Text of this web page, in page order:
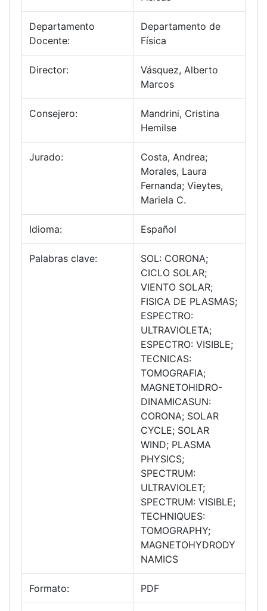
Departamento
Docente:
Departamento de
Física
Director:
Vásquez, Alberto
Marcos
Consejero:
Mandrini, Cristina
Hemilse
Jurado:
Costa, Andrea;
Morales, Laura
Fernanda; Vieytes,
Mariela C.
Idioma: Español
Palabras clave:
SOL: CORONA;
CICLO SOLAR;
VIENTO SOLAR;
FISICA DE PLASMAS;
ESPECTRO:
ULTRAVIOLETA;
ESPECTRO: VISIBLE;
TECNICAS:
TOMOGRAFIA;
MAGNETOHIDRO-
DINAMICASUN:
CORONA; SOLAR
CYCLE; SOLAR
WIND; PLASMA
PHYSICS;
SPECTRUM:
ULTRAVIOLET;
SPECTRUM: VISIBLE;
TECHNIQUES:
TOMOGRAPHY;
MAGNETOHYDRODY
NAMICS
Formato: PDF